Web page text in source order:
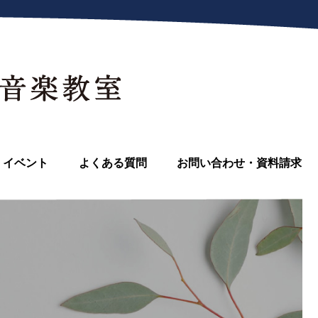
イベント よくある質問 お問い合わせ・資料請求